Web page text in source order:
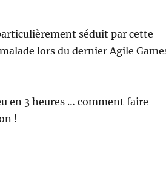
séduit par cette
lors du dernier Agile
en 3 heures … comment faire
!
… en vrai ! »